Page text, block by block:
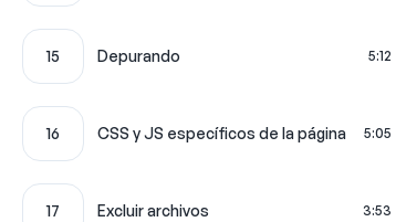
15 Depurando 5:12
16 CSS y JS específicos de la página 5:05
17 Excluir archivos 3:53